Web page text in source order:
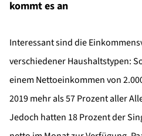
kommt es an
Interessant sind die
verschiedener Haushaltstypen:
einem Nettoeinkommen von
2019 mehr als 57 Prozent aller
Jedoch hatten 18 Prozent der